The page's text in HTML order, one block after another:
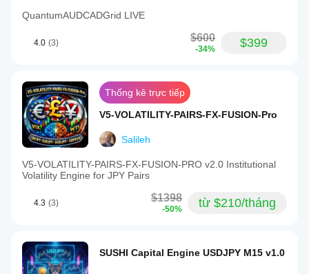
QuantumAUDCADGrid LIVE
4.0 (3) $600
-34% $399
Thống kê trực tiếp
V5-VOLATILITY-PAIRS-FX-FUSION-Pro
Salileh
V5-VOLATILITY-PAIRS-FX-FUSION-PRO v2.0 Institutional
Volatility Engine for JPY Pairs
4.3 (3) $1398
-50% từ $210/tháng
SUSHI Capital Engine USDJPY M15 v1.0